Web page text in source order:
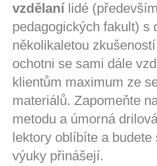
vzdělanílidé
pedagogických fakult) s
několikaletou
ochotni se sami dále
klientům maximum ze
materiálů. Zapomeňte
metodu a úmorná
lektory oblíbíte a budete
výuky přinášejí.